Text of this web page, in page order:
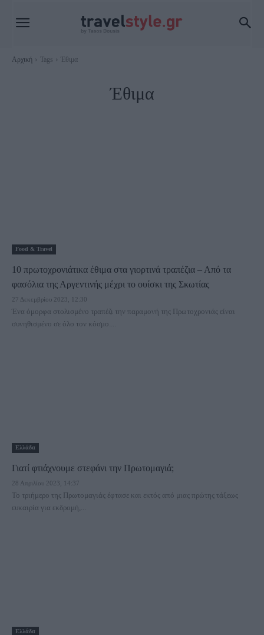
Αρχική Tags Έθιμα
Έθιμα
Food & Travel
10 πρωτοχρονιάτικα έθιμα στα γιορτινά τραπέζια – Από τα
φασόλια της Αργεντινής μέχρι το ουίσκι της Σκωτίας
27 Δεκεμβρίου 2023, 12:30
Ένα όμορφα στολισμένο τραπέζι την παραμονή της Πρωτοχρονιάς είναι
συνηθισμένο σε όλο τον κόσμο....
Ελλάδα
Γιατί φτιάχνουμε στεφάνι την Πρωτομαγιά;
28 Απριλίου 2023, 14:37
Το τριήμερο της Πρωτομαγιάς έφτασε και εκτός από μιας πρώτης τάξεως
ευκαιρία για εκδρομή,...
Ελλάδα